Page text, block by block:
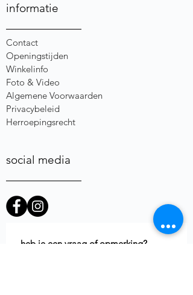
informatie
Contact
Openingstijden
Winkelinfo
Foto & Video
Algemene Voorwaarden
Privacybeleid
Herroepingsrecht
social media
heb je een vraag of opmerking?